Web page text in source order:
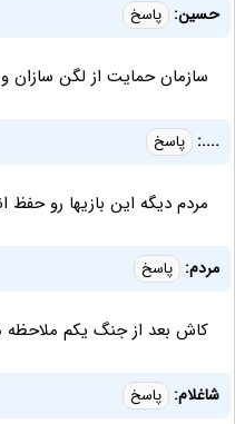
حسین: پاسخ
سازمان حمایت از لگن سازان
....: پاسخ
مردم دیگه این بازیها رو حفظ
مردم: پاسخ
کاش بعد از جنگ یکم ملاحظه
شاغلام: پاسخ